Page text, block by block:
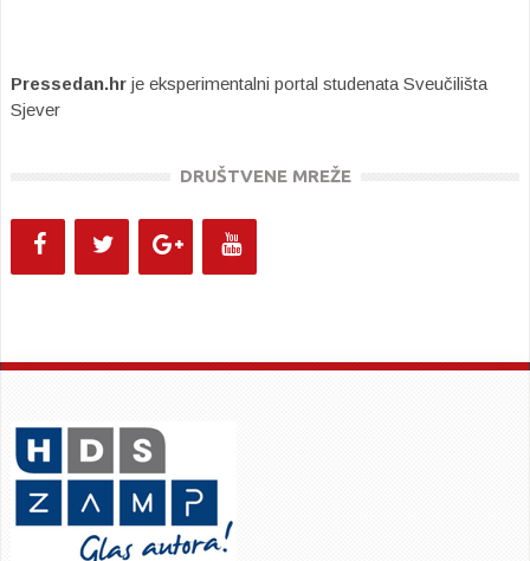
Pressedan.hr je eksperimentalni portal studenata Sveučilišta
Sjever
DRUŠTVENE MREŽE